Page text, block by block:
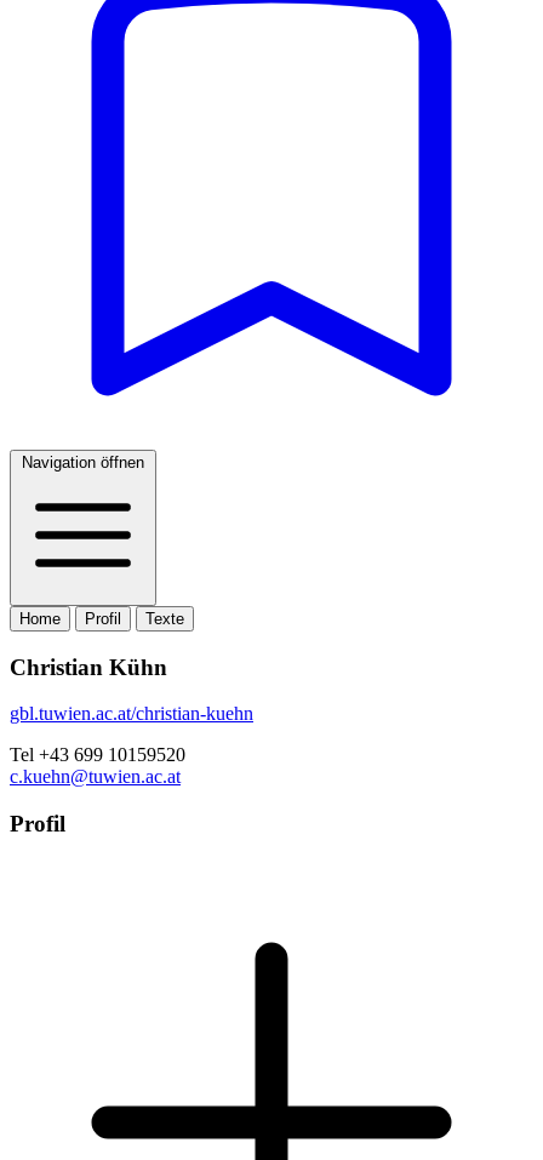
Navigation öffnen
Home Profil Texte
Christian Kühn
gbl.tuwien.ac.at/christian-kuehn
Tel +43 699 10159520
c.kuehn@tuwien.ac.at
Profil